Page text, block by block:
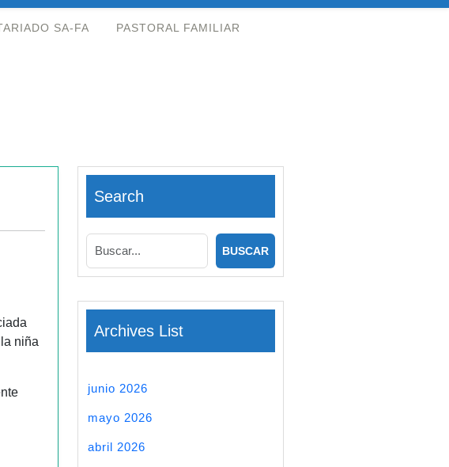
SA-FA PASTORAL FAMILIAR
niña
Search
Archives List
junio 2026
mayo 2026
abril 2026